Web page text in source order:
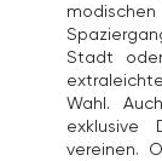
Stadt
Wahl.
exklusive
vereinen.